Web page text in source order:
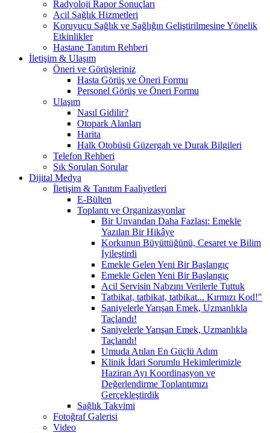
Radyoloji Rapor Sonuçları
Acil Sağlık Hizmetleri
Koruyucu Sağlık ve Sağlığın Geliştirilmesine Yönelik
Etkinlikler
Hastane Tanıtım Rehberi
İletişim & Ulaşım
Öneri ve Görüşleriniz
Hasta Görüş ve Öneri Formu
Personel Görüş ve Öneri Formu
Ulaşım
Nasıl Gidilir?
Otopark Alanları
Harita
Halk Otobüsü Güzergah ve Durak Bilgileri
Telefon Rehberi
Sık Sorulan Sorular
Dijital Medya
İletişim & Tanıtım Faaliyetleri
E-Bülten
Toplantı ve Organizasyonlar
Bir Unvandan Daha Fazlası: Emekle
Yazılan Bir Hikâye
Korkunun Büyüttüğünü, Cesaret ve Bilim
İyileştirdi
Emekle Gelen Yeni Bir Başlangıç
Emekle Gelen Yeni Bir Başlangıç
Acil Servisin Nabzını Verilerle Tuttuk
Tatbikat, tatbikat, tatbikat... Kırmızı Kod!"
Saniyelerle Yarışan Emek, Uzmanlıkla
Taçlandı!
Saniyelerle Yarışan Emek, Uzmanlıkla
Taçlandı!
Umuda Atılan En Güçlü Adım
Klinik İdari Sorumlu Hekimlerimizle
Haziran Ayı Koordinasyon ve
Değerlendirme Toplantımızı
Gerçekleştirdik
Sağlık Takvimi
Fotoğraf Galerisi
Video